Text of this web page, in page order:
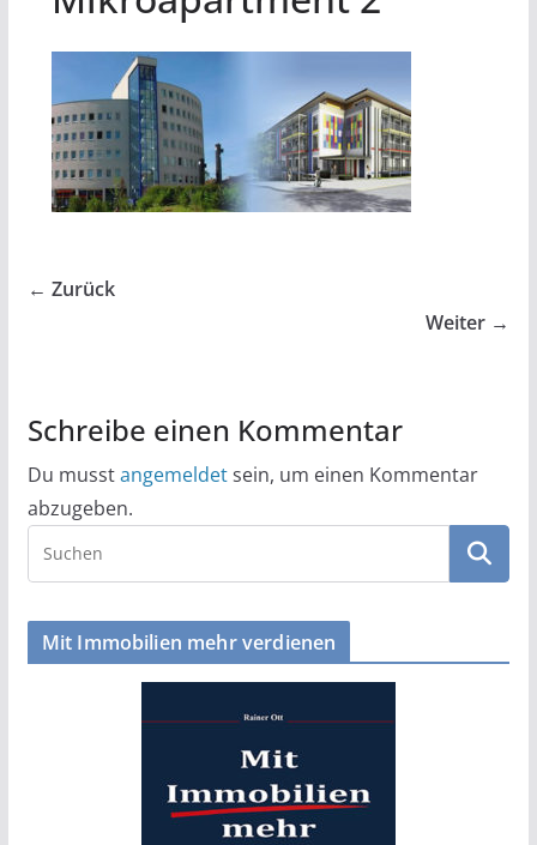
← Zurück
Weiter →
Schreibe einen Kommentar
Du musstangemeldetsein, um einen Kommentar
abzugeben.
Mit Immobilien mehr verdienen